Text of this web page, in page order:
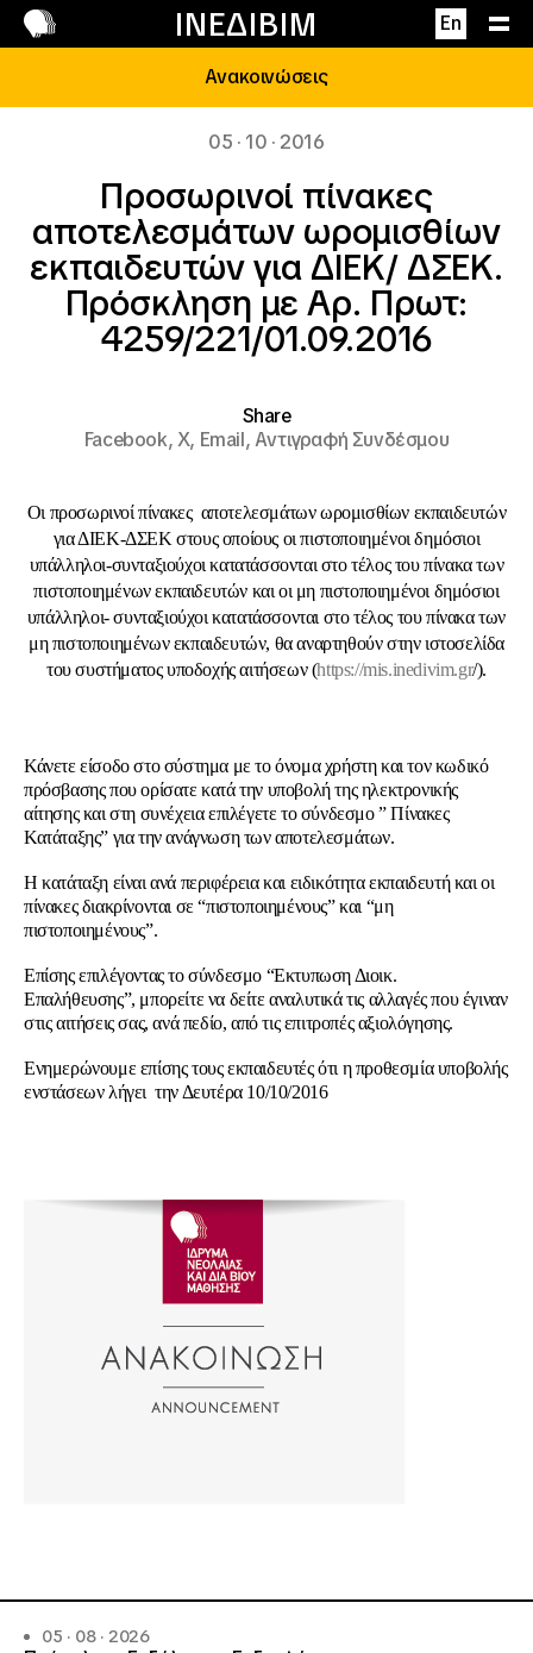
ΙΝΕΔΙΒΙΜ En
Επικοινωνία
Ανακοινώσεις
05 · 10 · 2016
Προσωρινοί πίνακες
αποτελεσμάτων ωρομισθίων
εκπαιδευτών για ΔΙΕΚ/ ΔΣΕΚ.
Πρόσκληση με Αρ. Πρωτ:
4259/221/01.09.2016
Share
Facebook,X, Email,Αντιγραφή Συνδέσμου
Οι προσωρινοί πίνακες αποτελεσμάτων ωρομισθίων εκπαιδευτών
για ΔΙΕΚ-ΔΣΕΚ στους οποίους οι πιστοποιημένοι δημόσιοι
υπάλληλοι-συνταξιούχοι κατατάσσονται στο τέλος του πίνακα των
πιστοποιημένων εκπαιδευτών και οι μη πιστοποιημένοι δημόσιοι
υπάλληλοι- συνταξιούχοι κατατάσσονται στο τέλος του πίνακα των
μη πιστοποιημένων εκπαιδευτών, θα αναρτηθούν στην ιστοσελίδα
του συστήματος υποδοχής αιτήσεων (https://mis.inedivim.gr/).
Κάνετε είσοδο στο σύστημα με το όνομα χρήστη και τον κωδικό
πρόσβασης που ορίσατε κατά την υποβολή της ηλεκτρονικής
αίτησης και στη συνέχεια επιλέγετε το σύνδεσμο ” Πίνακες
Κατάταξης” για την ανάγνωση των αποτελεσμάτων.
Η κατάταξη είναι ανά περιφέρεια και ειδικότητα εκπαιδευτή και οι
πίνακες διακρίνονται σε “πιστοποιημένους” και “μη
πιστοποιημένους”.
Επίσης επιλέγοντας το σύνδεσμο “Εκτυπωση Διοικ.
Επαλήθευσης”, μπορείτε να δείτε αναλυτικά τις αλλαγές που έγιναν
στις αιτήσεις σας, ανά πεδίο, από τις επιτροπές αξιολόγησης.
Ενημερώνουμε επίσης τους εκπαιδευτές ότι η προθεσμία υποβολής
ενστάσεων λήγει την Δευτέρα 10/10/2016
05 · 08 · 2026